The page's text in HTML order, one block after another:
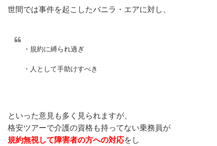
世間では事件を起こしたバニラ・エアに対し、
・規約に縛られ過ぎ
・人として手助けすべき
といった意見も多く見られますが、
格安ツアーで介護の資格も持ってない乗務員が
規約無視して障害者の方への対応をし